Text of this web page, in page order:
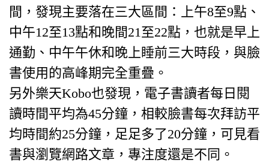
間，發現主要落在三大區間：上午8至9點、
中午12至13點和晚間21至22點，也就是早上
通勤、中午午休和晚上睡前三大時段，與臉
書使用的高峰期完全重疊。
另外樂天Kobo也發現，電子書讀者每日閱
讀時間平均為45分鐘，相較臉書每次拜訪平
均時間約25分鐘，足足多了20分鐘，可見看
書與瀏覽網路文章，專注度還是不同。